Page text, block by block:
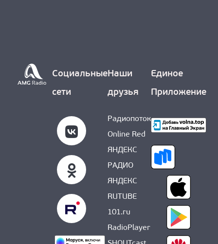
Социальные
сети
Наши
друзья
Радиопоток
Online Red
ЯНДЕКС
РАДИО
ЯНДЕКС
RUTUBE
101.ru
RadioPlayer
Единое
Приложение